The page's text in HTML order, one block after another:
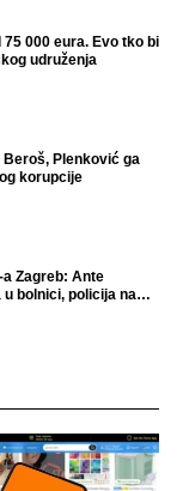
000 eura. Evo tko bi
udruženja
Plenković ga
korupcije
Zagreb: Ante
bolnici, policija na